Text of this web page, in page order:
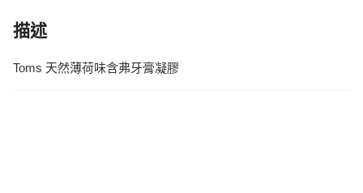
描述
Toms 天然薄荷味含弗牙膏凝膠